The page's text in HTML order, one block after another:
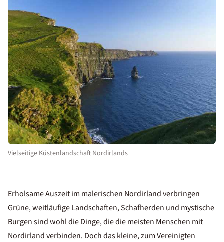
Vielseitige Küstenlandschaft Nordirlands
Erholsame Auszeit im malerischen Nordirland verbringen
Grüne, weitläufige Landschaften, Schafherden und mystische
Burgen sind wohl die Dinge, die die meisten Menschen mit
Nordirland verbinden. Doch das kleine, zum Vereinigten